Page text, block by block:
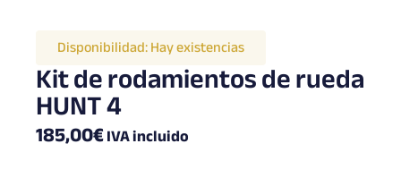
Disponibilidad:Hay existencias
Kit de rodamientos de rueda
HUNT 4
185,00€IVA incluido